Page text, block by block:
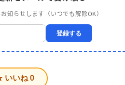
知らせします（いつでも解除OK）
登録する
いいね0